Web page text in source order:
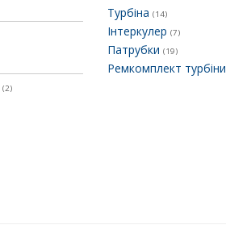
Турбіна (14)
Інтеркулер (7)
Патрубки (19)
Ремкомплект турбіни
(2)